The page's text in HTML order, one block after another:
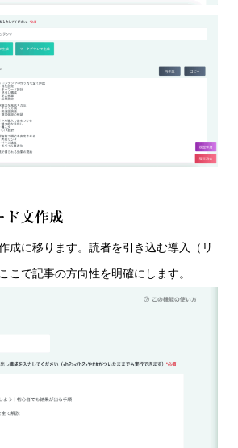
ド文作成
成に移ります。読者を引き込む導入（リ
こで記事の方向性を明確にします。